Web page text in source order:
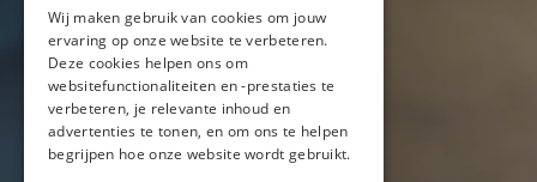
Mobiele bar
Mobiele bar huren
Bier/wijn/fris bar
Champagnebar
Wijnbar
Wij maken gebruik van cookies om jouw
ervaring op onze website te verbeteren.
Deze cookies helpen ons om
websitefunctionaliteiten en -prestaties te
verbeteren, je relevante inhoud en
advertenties te tonen, en om ons te helpen
begrijpen hoe onze website wordt gebruikt.